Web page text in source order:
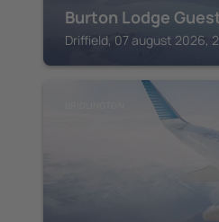
Burton Lodge
Driffield, 07 august 2026,